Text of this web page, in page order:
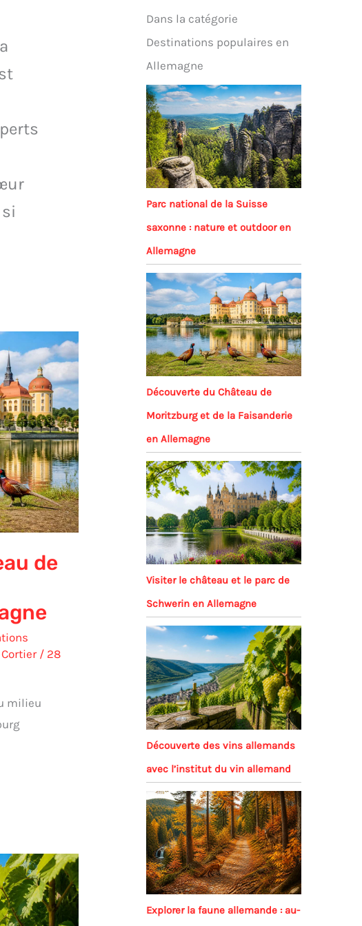
de
/ 28
milieu
Dans la catégorie
Destinations populaires en
Allemagne
Parc national de la Suisse
saxonne : nature et outdoor en
Allemagne
Découverte du Château de
Moritzburg et de la Faisanderie
en Allemagne
Visiter le château et le parc de
Schwerin en Allemagne
Découverte des vins allemands
avec l’institut du vin allemand
Explorer la faune allemande : au-